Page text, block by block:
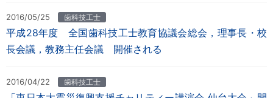
2016/05/25 歯科技工士
平成28年度 全国歯科技工士教育協議会総会，理事長・校
長会議，教務主任会議 開催される
2016/04/22 歯科技工士